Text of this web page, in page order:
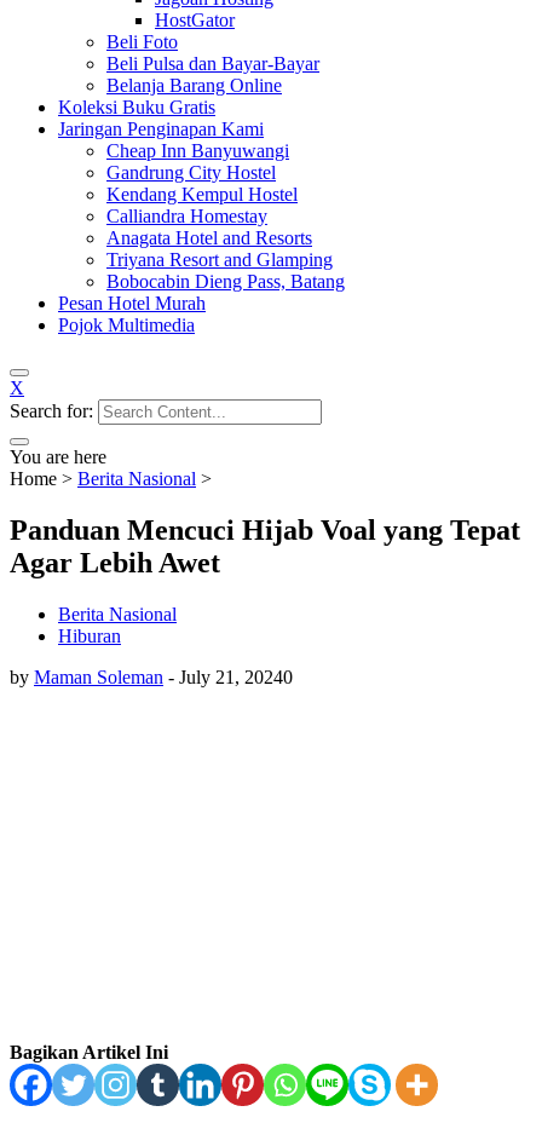
HostGator
Beli Foto
Beli Pulsa dan Bayar-Bayar
Belanja Barang Online
Koleksi Buku Gratis
Jaringan Penginapan Kami
Cheap Inn Banyuwangi
Gandrung City Hostel
Kendang Kempul Hostel
Calliandra Homestay
Anagata Hotel and Resorts
Triyana Resort and Glamping
Bobocabin Dieng Pass, Batang
Pesan Hotel Murah
Pojok Multimedia
X
Search for:
You are here
Home > Berita Nasional >
Panduan Mencuci Hijab Voal yang Tepat
Agar Lebih Awet
Berita Nasional
Hiburan
by Maman Soleman - July 21, 20240
Bagikan Artikel Ini